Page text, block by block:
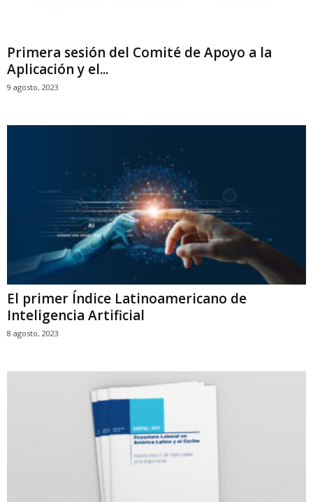
Primera sesión del Comité de Apoyo a la
Aplicación y el...
9 agosto, 2023
El primer Índice Latinoamericano de
Inteligencia Artificial
8 agosto, 2023